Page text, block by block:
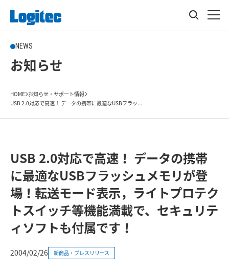
NEWS
お知らせ
HOME お知らせ・サポート情報
USB 2.0対応で高速！ データの携帯に最適なUSBフラッ...
USB 2.0対応で高速！ データの携帯
に最適なUSBフラッシュメモリが登
場！転送モード表示，ライトプロテク
トスイッチ等機能満載で、セキュリテ
ィソフトも付属です！
2004/02/26 新商品・プレスリリース